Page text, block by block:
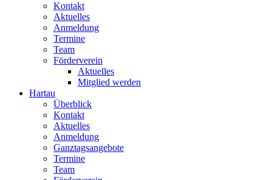
Kontakt
Aktuelles
Anmeldung
Termine
Team
Förderverein
Aktuelles
Mitglied werden
Hartau
Überblick
Kontakt
Aktuelles
Anmeldung
Ganztagsangebote
Termine
Team